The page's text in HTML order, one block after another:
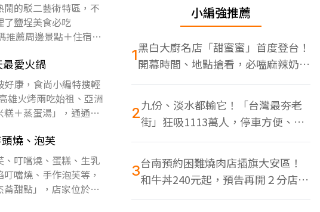
的駁二藝術特區，不
了鹽埕美食必吃
推薦周邊景點＋住宿！
愛火鍋
康，食尚小編特搜輕
雄火烤兩吃始祖、亞洲
＋蒸蛋湯」，通通不
燒、泡芙
叮噹燒、蛋糕、生乳
噹燒、手作泡芙等，
甜點」，店家位於鹽
小編強推薦
1黑白大廚名店「甜蜜蜜」首度登台！
開幕時間、地點搶看，必嗑麻辣奶油
蝦
2九份、淡水都輸它！「台灣最夯老
街」狂吸1113萬人，停車方便、特
色美食多
3台南預約困難燒肉店插旗大安區！
和牛丼240元起，預告再開２分店、
地點曝光